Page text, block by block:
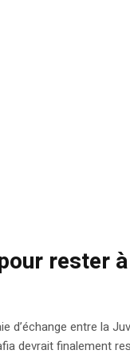
rester
d’échange entre la
devrait finalement